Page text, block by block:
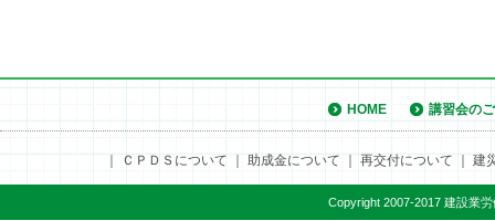
HOME 講習会の
ＣＰＤＳについて 助成金について 再交付について 建
Copyright 2007-2017 建設業